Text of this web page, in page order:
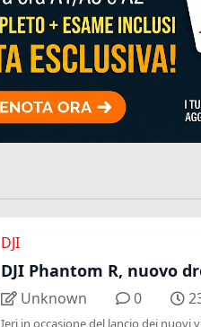
DJI
DJI Phantom R, nuovo
Unknown 0
Ieri in occasione del lancio dei nuovi